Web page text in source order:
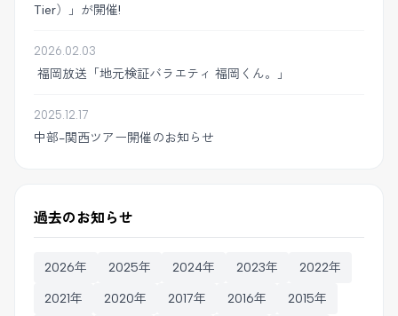
Tier）」が開催!
2026.02.03
福岡放送「地元検証バラエティ 福岡くん。」
2025.12.17
中部-関西ツアー開催のお知らせ
過去のお知らせ
2026年 2025年 2024年 2023年 2022年
2021年 2020年 2017年 2016年 2015年